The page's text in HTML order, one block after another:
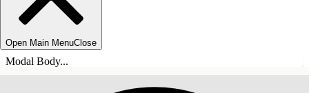
Open Main MenuClose
Modal Body...